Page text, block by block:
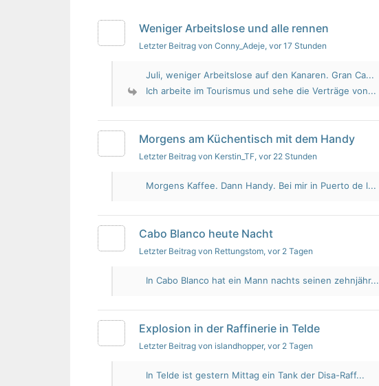
Weniger Arbeitslose und alle rennen
Letzter Beitrag von Conny_Adeje, vor 17 Stunden
Juli, weniger Arbeitslose auf den Kanaren. Gran Ca...
Ich arbeite im Tourismus und sehe die Verträge von...
Morgens am Küchentisch mit dem Handy
Letzter Beitrag von Kerstin_TF, vor 22 Stunden
Morgens Kaffee. Dann Handy. Bei mir in Puerto de l...
Cabo Blanco heute Nacht
Letzter Beitrag von Rettungstom, vor 2 Tagen
In Cabo Blanco hat ein Mann nachts seinen zehnjähr...
Explosion in der Raffinerie in Telde
Letzter Beitrag von islandhopper, vor 2 Tagen
In Telde ist gestern Mittag ein Tank der Disa-Raff...